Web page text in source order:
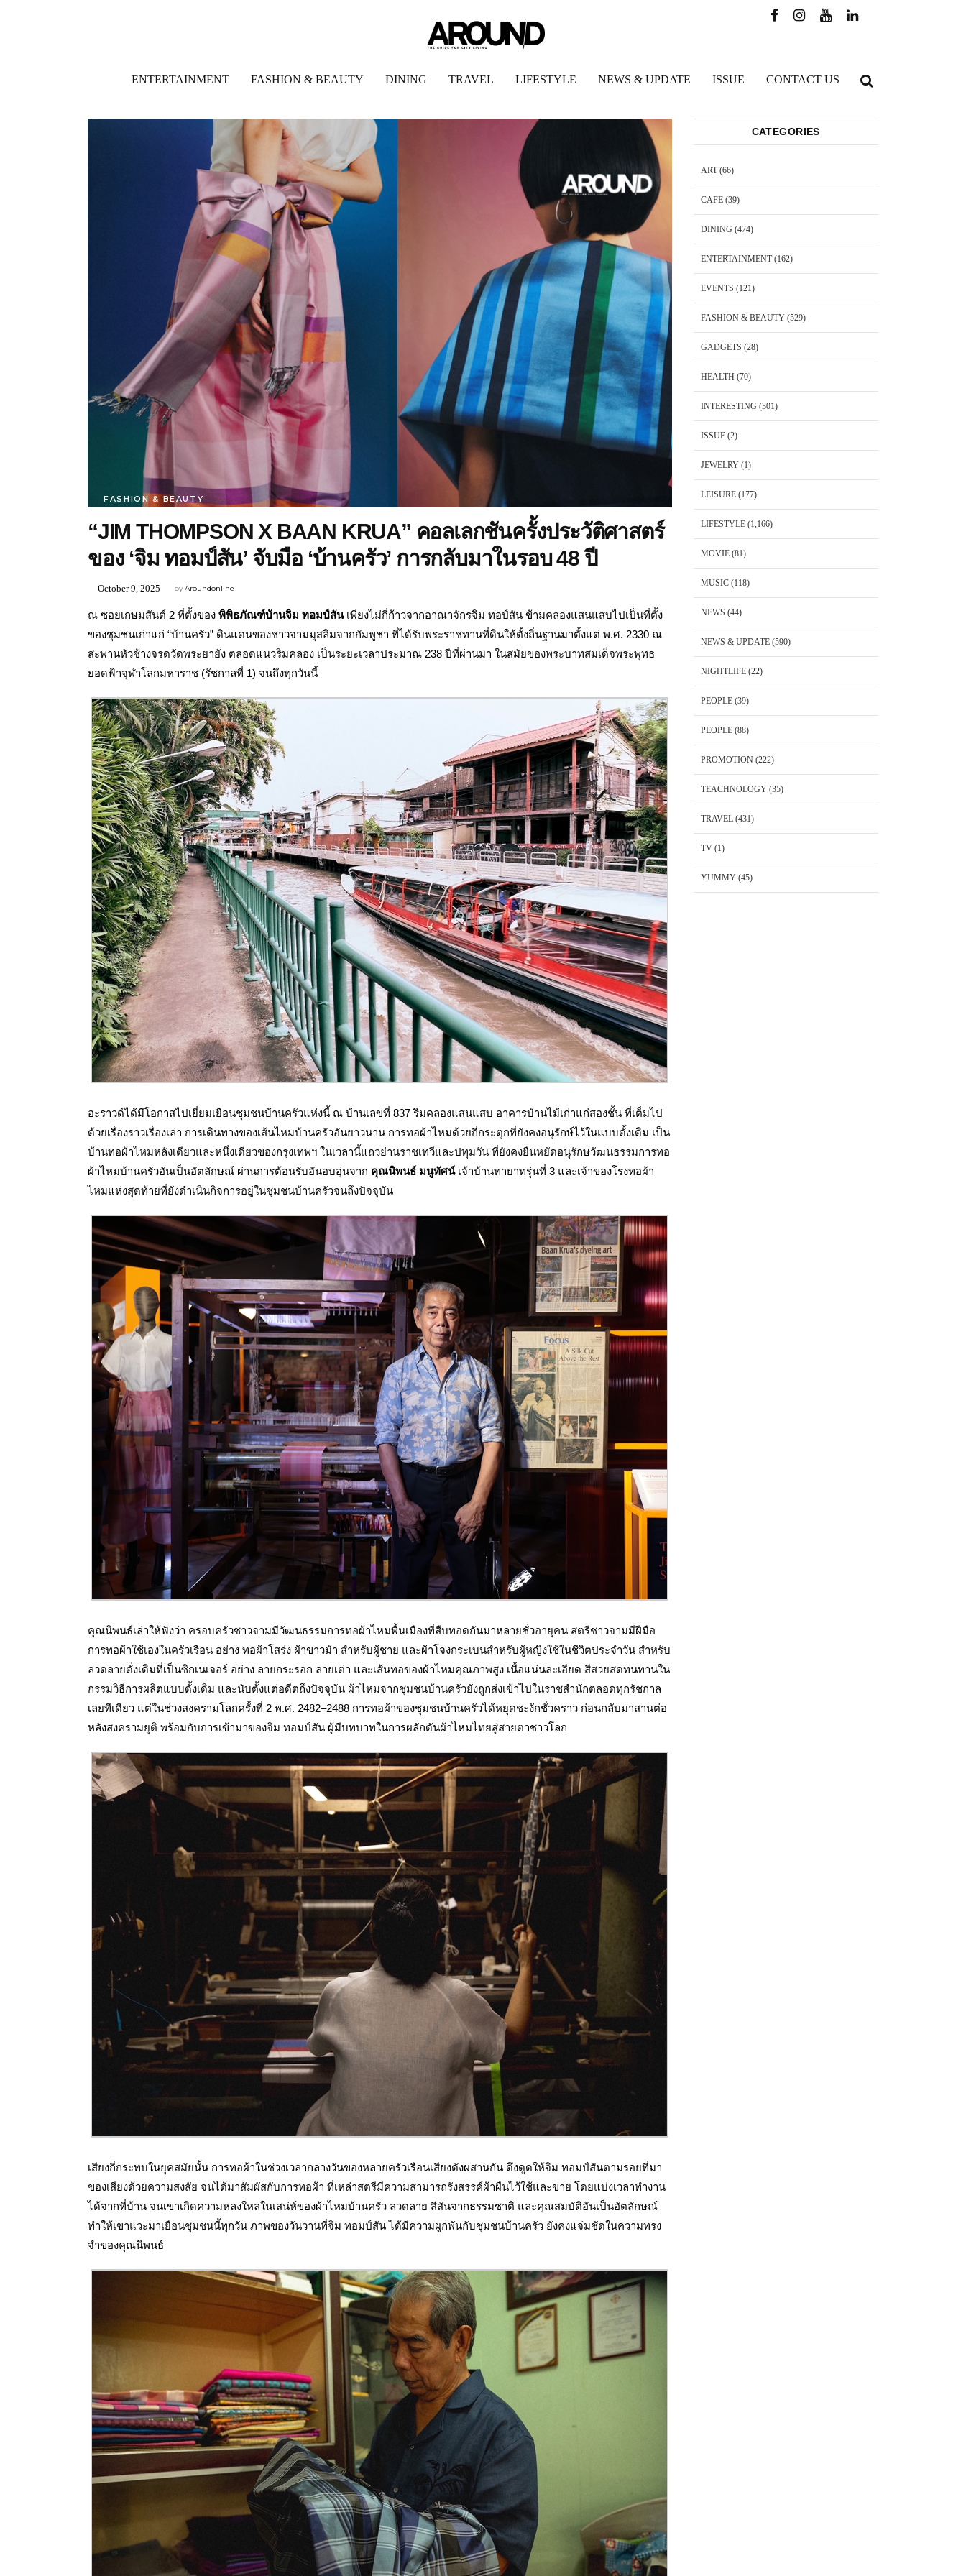
ENTERTAINMENT FASHION & BEAUTY DINING TRAVEL LIFESTYLE NEWS & UPDATE ISSUE CONTACT US
FASHION & BEAUTY
“JIM THOMPSON X BAAN KRUA” คอลเลกชันครั้งประวัติศาสตร์
ของ ‘จิม ทอมป์สัน’ จับมือ ‘บ้านครัว’ การกลับมาในรอบ 48 ปี
byAroundonline
October 9, 2025
ณ ซอยเกษมสันต์ 2 ที่ตั้งของ พิพิธภัณฑ์บ้านจิม ทอมป์สันเพียงไม่กี่ก้าวจากอาณาจักรจิม ทอป์สัน ข้ามคลองแสนแสบไปเป็นที่ตั้ง
ของชุมชนเก่าแก่ “บ้านครัว” ดินแดนของชาวจามมุสลิมจากกัมพูชา ที่ได้รับพระราชทานที่ดินให้ตั้งถิ่นฐานมาตั้งแต่ พ.ศ. 2330 ณ
สะพานหัวช้างจรดวัดพระยายัง ตลอดแนวริมคลอง เป็นระยะเวลาประมาณ 238 ปีที่ผ่านมา ในสมัยของพระบาทสมเด็จพระพุทธ
ยอดฟ้าจุฬาโลกมหาราช (รัชกาลที่ 1) จนถึงทุกวันนี้
อะราวด์ได้มีโอกาสไปเยี่ยมเยือนชุมชนบ้านครัวแห่งนี้ ณ บ้านเลขที่ 837 ริมคลองแสนแสบ อาคารบ้านไม้เก่าแก่สองชั้น ที่เต็มไป
ด้วยเรื่องราวเรื่องเล่า การเดินทางของเส้นไหมบ้านครัวอันยาวนาน การทอผ้าไหมด้วยกี่กระตุกที่ยังคงอนุรักษ์ไว้ในแบบดั้งเดิม เป็น
บ้านทอผ้าไหมหลังเดียวและหนึ่งเดียวของกรุงเทพฯ ในเวลานี้แถวย่านราชเทวีและปทุมวัน ที่ยังคงยืนหยัดอนุรักษวัฒนธรรมการทอ
ผ้าไหมบ้านครัวอันเป็นอัตลักษณ์ ผ่านการต้อนรับอันอบอุ่นจาก คุณนิพนธ์ มนูทัศน์ เจ้าบ้านทายาทรุ่นที่ 3 และเจ้าของโรงทอผ้า
ไหมแห่งสุดท้ายที่ยังดำเนินกิจการอยู่ในชุมชนบ้านครัวจนถึงปัจจุบัน
คุณนิพนธ์เล่าให้ฟังว่า ครอบครัวชาวจามมีวัฒนธรรมการทอผ้าไหมพื้นเมืองที่สืบทอดกันมาหลายชั่วอายุคน สตรีชาวจามมีฝีมือ
การทอผ้าใช้เองในครัวเรือน อย่าง ทอผ้าโสร่ง ผ้าขาวม้า สำหรับผู้ชาย และผ้าโจงกระเบนสำหรับผู้หญิงใช้ในชีวิตประจำวัน สำหรับ
ลวดลายดั่งเดิมที่เป็นซิกเนเจอร์ อย่าง ลายกระรอก ลายเต่า และเส้นทอของผ้าไหมคุณภาพสูง เนื้อแน่นละเอียด สีสวยสดทนทานใน
กรรมวิธีการผลิตแบบดั้งเดิม และนับตั้งแต่อดีตถึงปัจจุบัน ผ้าไหมจากชุมชนบ้านครัวยังถูกส่งเข้าไปในราชสำนักตลอดทุกรัชกาล
เลยทีเดียว แต่ในช่วงสงครามโลกครั้งที่ 2 พ.ศ. 2482–2488 การทอผ้าของชุมชนบ้านครัวได้หยุดชะงักชั่วคราว ก่อนกลับมาสานต่อ
หลังสงครามยุติ พร้อมกับการเข้ามาของจิม ทอมป์สัน ผู้มีบทบาทในการผลักดันผ้าไหมไทยสู่สายตาชาวโลก
เสียงกี่กระทบในยุคสมัยนั้น การทอผ้าในช่วงเวลากลางวันของหลายครัวเรือนเสียงดังผสานกัน ดึงดูดให้จิม ทอมป์สันตามรอยที่มา
ของเสียงด้วยความสงสัย จนได้มาสัมผัสกับการทอผ้า ที่เหล่าสตรีมีความสามารถรังสรรค์ผ้าผืนไว้ใช้และขาย โดยแบ่งเวลาทำงาน
ได้จากที่บ้าน จนเขาเกิดความหลงใหลในเสน่ห์ของผ้าไหมบ้านครัว ลวดลาย สีสันจากธรรมชาติ และคุณสมบัติอันเป็นอัตลักษณ์
ทำให้เขาแวะมาเยือนชุมชนนี้ทุกวัน ภาพของวันวานที่จิม ทอมป์สัน ได้มีความผูกพันกับชุมชนบ้านครัว ยังคงแจ่มชัดในความทรง
จำของคุณนิพนธ์
CATEGORIES
ART(66)
CAFE(39)
DINING (474)
ENTERTAINMENT(162)
EVENTS (121)
FASHION & BEAUTY(529)
GADGETS (28)
HEALTH (70)
INTERESTING (301)
ISSUE(2)
JEWELRY(1)
LEISURE(177)
LIFESTYLE(1,166)
MOVIE(81)
MUSIC(118)
NEWS (44)
NEWS & UPDATE(590)
NIGHTLIFE(22)
PEOPLE(39)
PEOPLE(88)
PROMOTION(222)
TEACHNOLOGY(35)
TRAVEL(431)
TV(1)
YUMMY(45)